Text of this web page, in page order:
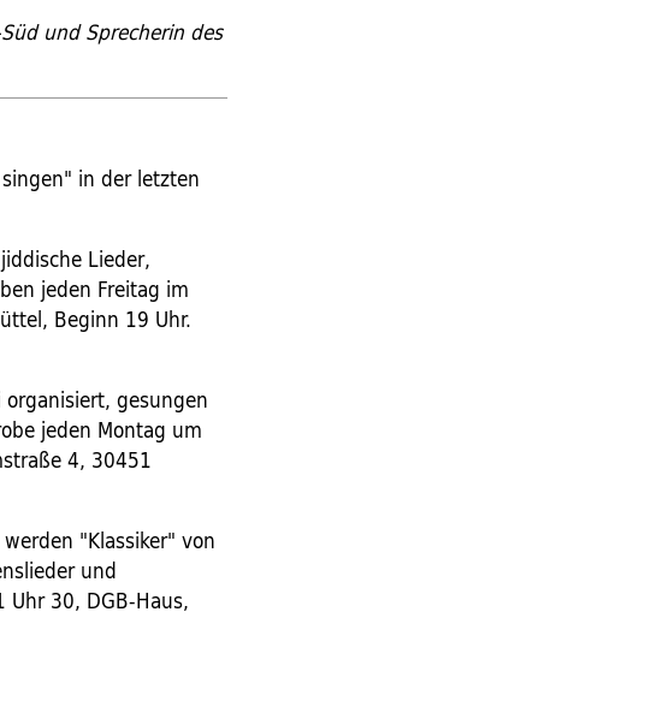
und Sprecherin des
in der letzten
Lieder,
jeden Freitag im
Beginn 19 Uhr.
gesungen
jeden Montag um
4, 30451
"Klassiker" von
und
30, DGB-Haus,